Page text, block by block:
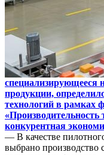
специализирующееся
продукции,
технологий в рамках
конкурентная
— В качестве
выбрано производство